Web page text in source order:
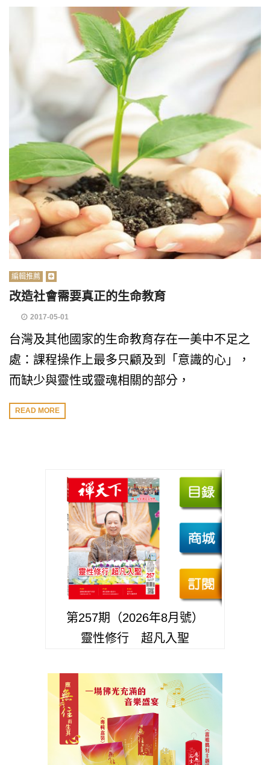
編輯推薦
改造社會需要真正的生命教育
2017-05-01
台灣及其他國家的生命教育存在一美中不足之
處：課程操作上最多只顧及到「意識的心」，
而缺少與靈性或靈魂相關的部分，
READ MORE
第257期（2026年8月號）
靈性修行 超凡入聖